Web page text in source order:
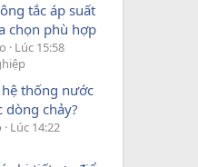
tắc áp suất
chọn phù hợp
Lúc 15:58
hệ thống nước
dòng chảy?
Lúc 14:22